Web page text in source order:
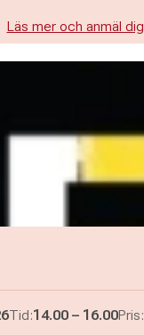
Läs mer och anmäl dig
Tid:Pågår mellan
14.00 – och
16.00Pris: